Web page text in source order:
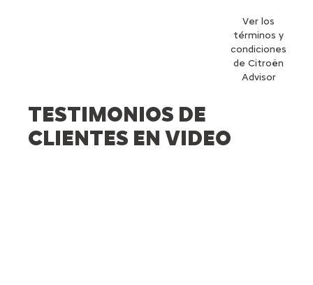
Ver los
términos y
condiciones
de Citroën
Advisor
TESTIMONIOS DE
CLIENTES EN VIDEO